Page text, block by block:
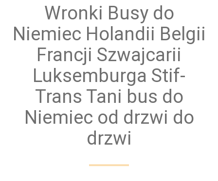
Przewóz grup zorganizowanych
Wronki Busy do
Niemiec Holandii Belgii
Francji Szwajcarii
Luksemburga Stif-
Trans Tani bus do
Niemiec od drzwi do
drzwi